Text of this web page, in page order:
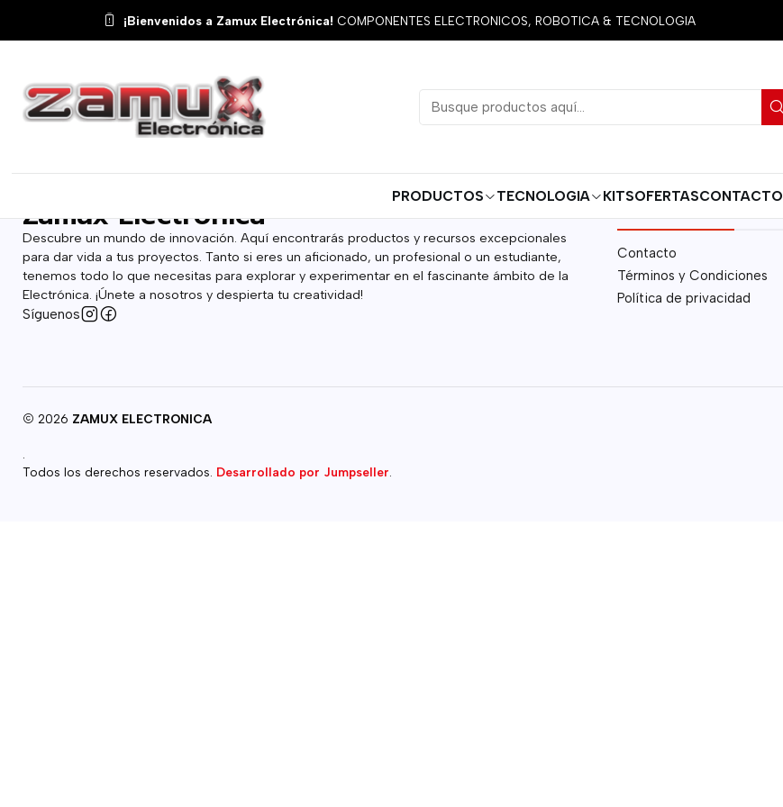
PRODUCTOS TECNOLOGIA KITSOFERTASCONTACTO
¡Bienvenidos a Zamux Electrónica! COMPONENTES ELECTRONICOS, ROBOTICA & TECNOLOGIA
Inicio Politica de reembolso
Politica de reembolso
Zamux Electrónica
Descubre un mundo de innovación. Aquí encontrarás productos y recursos excepcionales
para dar vida a tus proyectos. Tanto si eres un aficionado, un profesional o un estudiante,
tenemos todo lo que necesitas para explorar y experimentar en el fascinante ámbito de la
Electrónica. ¡Únete a nosotros y despierta tu creatividad!
Síguenos
Contacto
Términos y Condiciones
Política de privacidad
2026 ZAMUX ELECTRONICA
.
Todos los derechos reservados. Desarrollado por Jumpseller.